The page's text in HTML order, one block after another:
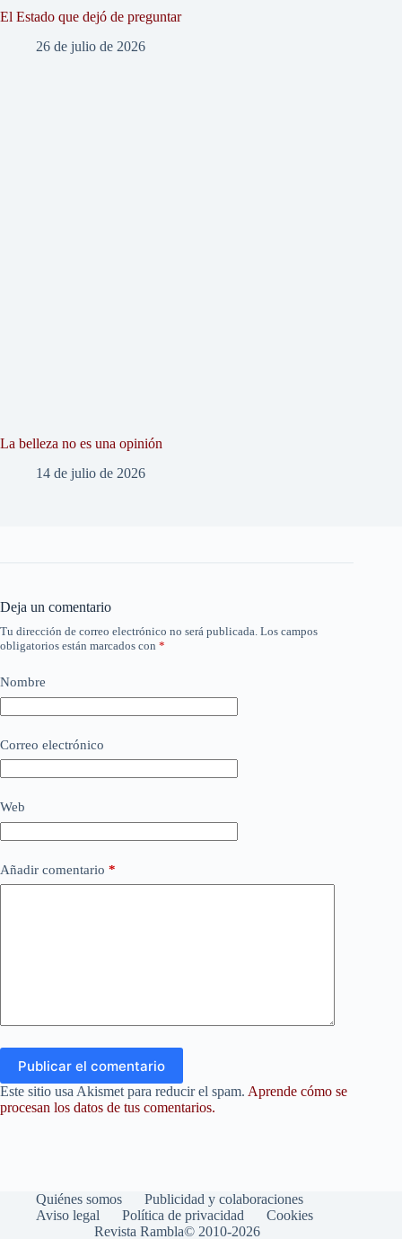
El Estado que dejó de preguntar
26 de julio de 2026
La belleza no es una opinión
14 de julio de 2026
Deja un comentario
Tu dirección de correo electrónico no será publicada. Los campos
obligatorios están marcados con *
Nombre
Correo electrónico
Web
Añadir comentario *
Publicar el comentario
Este sitio usa Akismet para reducir el spam. Aprende cómo se
procesan los datos de tus comentarios.
Quiénes somos
Publicidad y colaboraciones
Aviso legal
Política de privacidad
Cookies
Revista Rambla© 2010-2026